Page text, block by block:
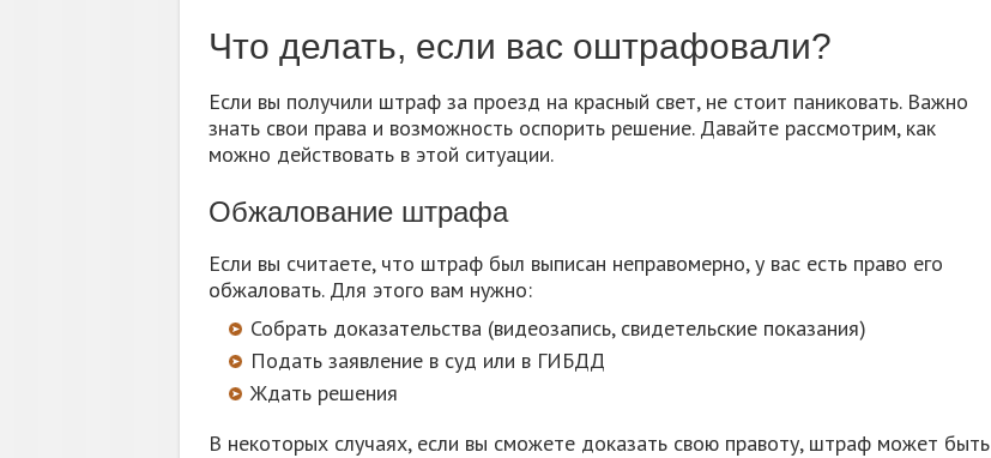
Что делать, если вас оштрафовали?
Если вы получили штраф за проезд на красный свет, не стоит паниковать. Важно
знать свои права и возможность оспорить решение. Давайте рассмотрим, как
можно действовать в этой ситуации.
Обжалование штрафа
Если вы считаете, что штраф был выписан неправомерно, у вас есть право его
обжаловать. Для этого вам нужно:
Собрать доказательства (видеозапись, свидетельские показания)
Подать заявление в суд или в ГИБДД
Ждать решения
В некоторых случаях, если вы сможете доказать свою правоту, штраф может быть